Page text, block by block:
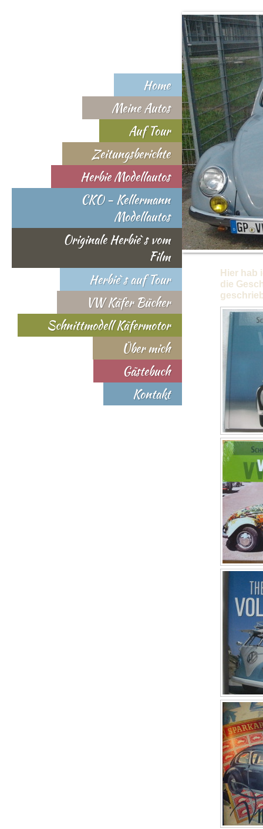
Home
Meine Autos
Auf Tour
Zeitungsberichte
Herbie Modellautos
CKO - Kellermann
Modellautos
Originale Herbie`s vom
Film
Herbie`s auf Tour
VW Käfer Bücher
Schnittmodell Käfermotor
Über mich
Gästebuch
Kontakt
Hier hab
die